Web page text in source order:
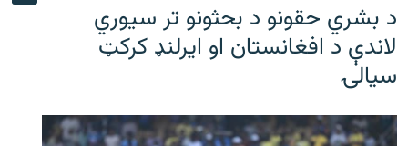
د بشري حقونو د بحثونو تر سیوري
لاندې د افغانستان او ایرلنډ کرکټ
سیالۍ